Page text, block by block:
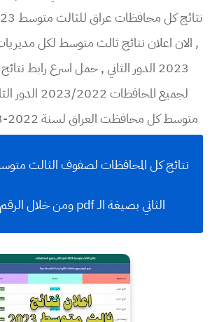
, الان اعلان نتائج ثالث متوسط لكل
2023 الدور الثاني , حمل اسرع رابط
لجميع المحافظات
متوسط كل محافظت العراق لسنة 2022-2023 دور الثاني ,
الثاني بصيغة الـ pdf ومن خلال الرقم الامتحاني